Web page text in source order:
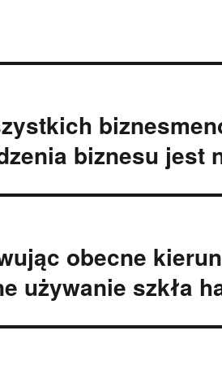
biznesu jest
obecne
używanie szkła